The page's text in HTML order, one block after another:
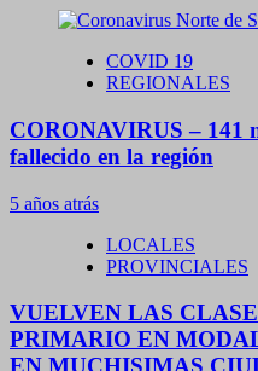
COVID 19
REGIONALES
CORONAVIRUS – 141
fallecido en la región
5 años atrás
LOCALES
PROVINCIALES
VUELVEN LAS
PRIMARIO EN